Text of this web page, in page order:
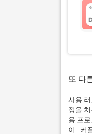
또 다
사용
정을
용 프
이 - 커